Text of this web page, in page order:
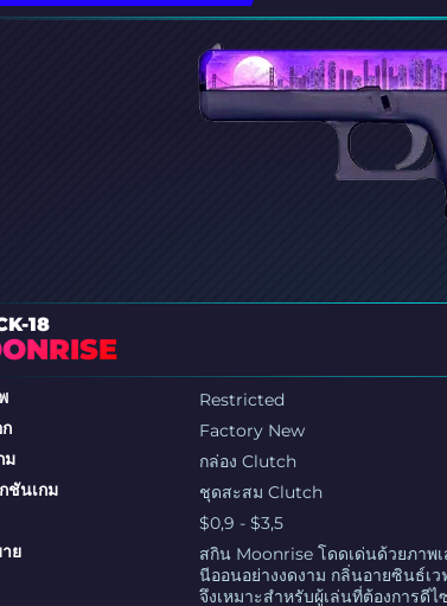
18
Restricted
Factory New
ม
กล่อง Clutch
ชันเกม
ชุดสะสม Clutch
$0,9 - $3,5
ย
สกิน Moonrise โดดเด่นด้วยภาพ
นีออนอย่างงดงาม กลิ่นอายซินธ์เ
จึงเหมาะสำหรับผู้เล่นที่ต้องการดี